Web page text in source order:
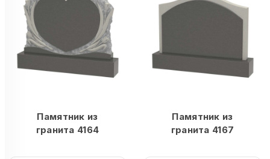
Памятник из
гранита 4164
Памятник из
гранита 4167